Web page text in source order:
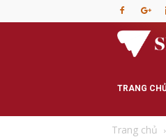
TRANG
Trang chủ